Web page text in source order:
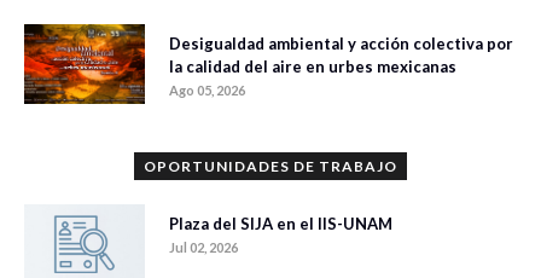
Desigualdad ambiental y acción colectiva por
la calidad del aire en urbes mexicanas
Ago 05, 2026
OPORTUNIDADES DE TRABAJO
Plaza del SIJA en el IIS-UNAM
Jul 02, 2026